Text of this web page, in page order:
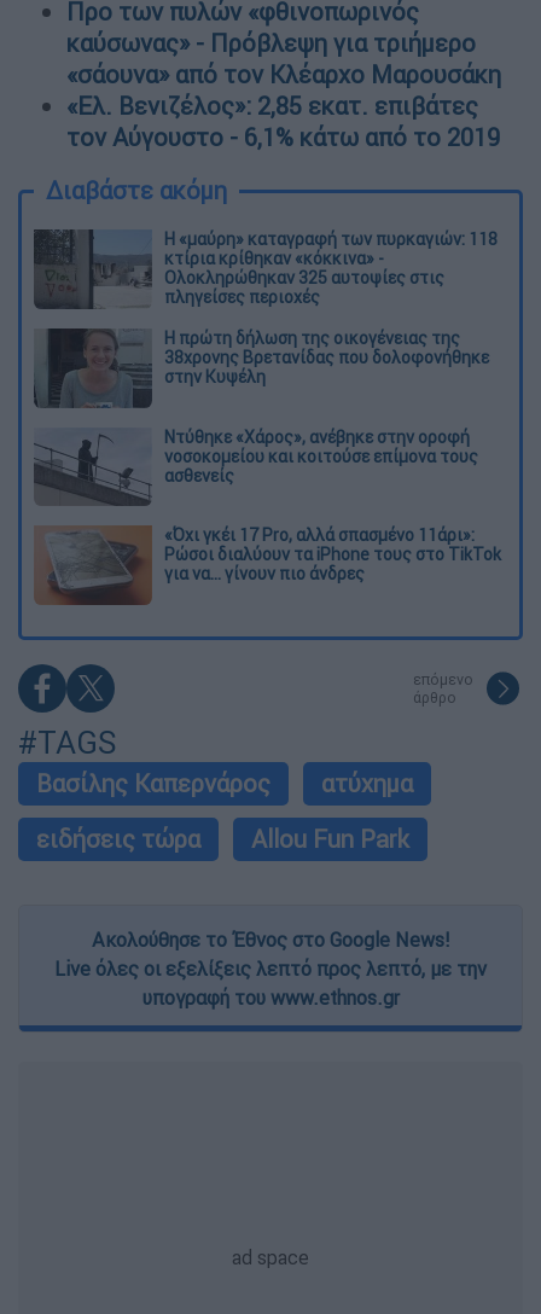
Προ των πυλών «φθινοπωρινός
καύσωνας» - Πρόβλεψη για τριήμερο
«σάουνα» από τον Κλέαρχο Μαρουσάκη
«Ελ. Βενιζέλος»: 2,85 εκατ. επιβάτες
τον Αύγουστο - 6,1% κάτω από το 2019
Διαβάστε ακόμη
Η «μαύρη» καταγραφή των πυρκαγιών: 118
κτίρια κρίθηκαν «κόκκινα» -
Ολοκληρώθηκαν 325 αυτοψίες στις
πληγείσες περιοχές
Η πρώτη δήλωση της οικογένειας της
38χρονης Βρετανίδας που δολοφονήθηκε
στην Κυψέλη
Ντύθηκε «Χάρος», ανέβηκε στην οροφή
νοσοκομείου και κοιτούσε επίμονα τους
ασθενείς
«Όχι γκέι 17 Pro, αλλά σπασμένο 11άρι»:
Ρώσοι διαλύουν τα iPhone τους στο TikTok
για να... γίνουν πιο άνδρες
επόμενο
άρθρο
#TAGS
Βασίλης Καπερνάρος
ατύχημα
ειδήσεις τώρα
Allou Fun Park
Ακολούθησε το Έθνος στο Google News!
Live όλες οι εξελίξεις λεπτό προς λεπτό, με την
υπογραφή του www.ethnos.gr